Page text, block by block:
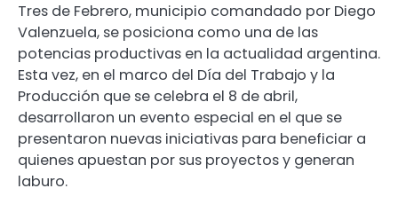
Tres de Febrero, municipio comandado por Diego
Valenzuela, se posiciona como una de las
potencias productivas en la actualidad argentina.
Esta vez, en el marco del Día del Trabajo y la
Producción que se celebra el 8 de abril,
desarrollaron un evento especial en el que se
presentaron nuevas iniciativas para beneficiar a
quienes apuestan por sus proyectos y generan
laburo.